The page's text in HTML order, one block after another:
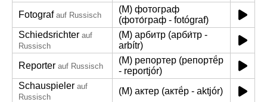
Fotograf auf Russisch
(M) фотограф
(фото́граф - fotógraf)
Schiedsrichter auf
Russisch
(M) арбитр (арби́тр -
arbítr)
Reporter auf Russisch
(M) репортер (репортё́р
- reportjór)
Schauspieler auf
Russisch
(M) актер (актё́р - aktjór)